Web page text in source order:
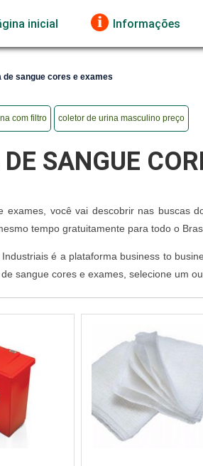
inicial Informações
de sangue cores e exames
com filtro coletor de urina masculino preço
SANGUE
você vai descobrir nas buscas
tempo gratuitamente para todo o
é a plataforma business to
sangue cores e exames, selecione um